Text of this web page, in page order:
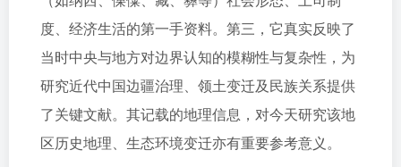
度、经济生活的第一手资料。第三，它真实反映了
当时中央与地方对边界认知的模糊性与复杂性，为
研究近代中国边疆治理、领土变迁及民族关系提供
了关键文献。其记载的地理信息，对今天研究该地
区历史地理、生态环境变迁亦有重要参考意义。